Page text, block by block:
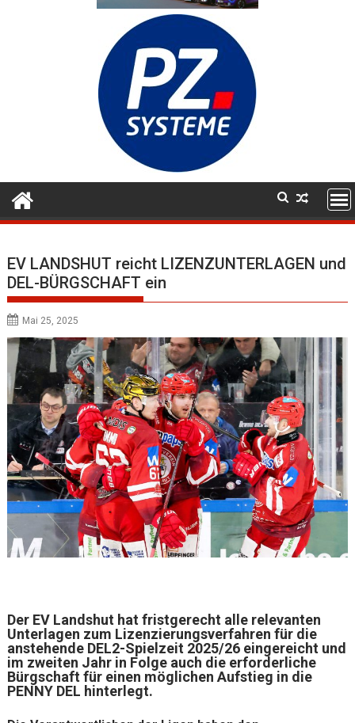
EV LANDSHUT reicht LIZENZUNTERLAGEN und
DEL-BÜRGSCHAFT ein
Mai 25, 2025
Der EV Landshut hat fristgerecht alle relevanten
Unterlagen zum Lizenzierungsverfahren für die
anstehende DEL2-Spielzeit 2025/26 eingereicht und
im zweiten Jahr in Folge auch die erforderliche
Bürgschaft für einen möglichen Aufstieg in die
PENNY DEL hinterlegt.